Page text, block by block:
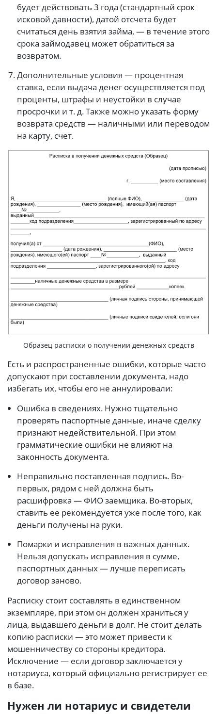
будет действовать 3 года (стандартный срок
исковой давности), датой отсчета будет
считаться день взятия займа, — в течение этого
срока займодавец может обратиться за
возвратом.
Дополнительные условия — процентная
ставка, если выдача денег осуществляется под
проценты, штрафы и неустойки в случае
просрочки и т. д. Также можно указать форму
возврата средств — наличными или переводом
на карту, счет.
Образец расписки о получении денежных средств
Есть и распространенные ошибки, которые часто
допускают при составлении документа, надо
избегать их, чтобы его не аннулировали:
Ошибка в сведениях. Нужно тщательно
проверять паспортные данные, иначе сделку
признают недействительной. При этом
грамматические ошибки не влияют на
законность документа.
Неправильно поставленная подпись. Во-
первых, рядом с ней должна быть
расшифровка — ФИО заемщика. Во-вторых,
ставить ее рекомендуется уже после того, как
деньги получены на руки.
Помарки и исправления в важных данных.
Нельзя допускать исправления в сумме,
паспортных данных — лучше переписать
договор заново.
Расписку стоит составлять в единственном
экземпляре, при этом он должен храниться у
лица, выдавшего деньги в долг. Не стоит делать
копию расписки — это может привести к
мошенничеству со стороны кредитора.
Исключение — если договор заключается у
нотариуса, который официально регистрирует ее
в базе.
Нужен ли нотариус и свидетели